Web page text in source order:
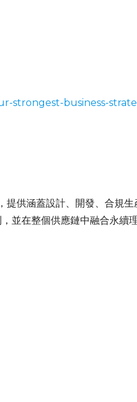
strongest-business-
供涵蓋設計、開發、合規生
並在整個供應鏈中融合永續